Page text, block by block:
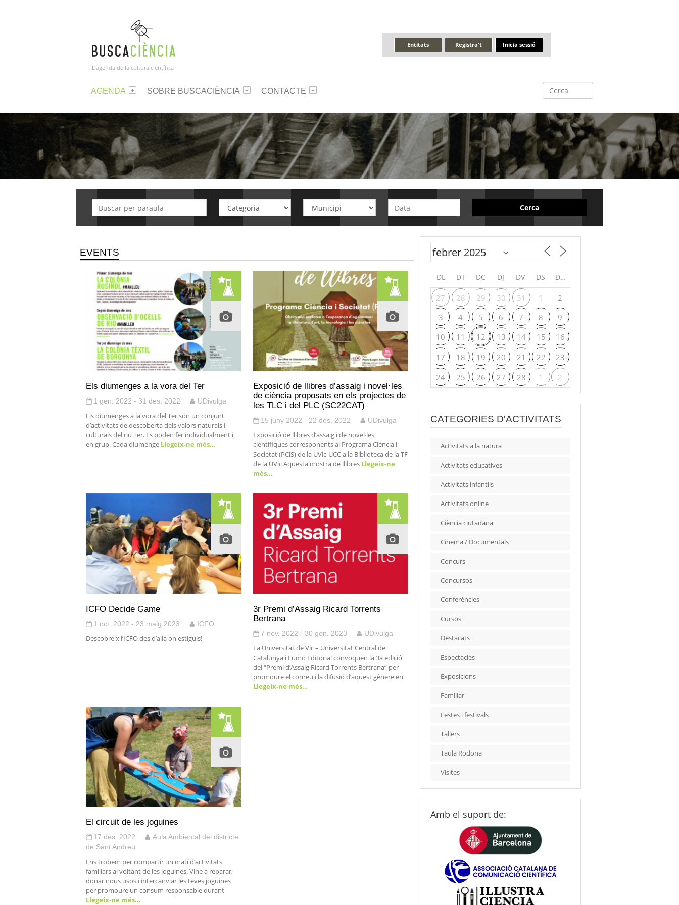
L’agenda de la cultura científica
Inicia sessió
Registra't
Entitats
AGENDA SOBRE BUSCACIÈNCIA CONTACTE
Cerca
EVENTS
Els diumenges a la vora del Ter
1 gen. 2022 - 31 des. 2022 UDivulga
Els diumenges a la vora del Ter són un conjunt
d’activitats de descoberta dels valors naturals i
culturals del riu Ter. Es poden fer individualment i
en grup. Cada diumenge Llegeix-ne més…
Exposició de llibres d’assaig i novel·les
de ciència proposats en els projectes de
les TLC i del PLC (SC22CAT)
15 juny 2022 - 22 des. 2022 UDivulga
Exposició de llibres d’assaig i de novel·les
científiques corresponents al Programa Ciència i
Societat (PCiS) de la UVic-UCC a la Biblioteca de la TF
de la UVic Aquesta mostra de llibresLlegeix-ne
més…
ICFO Decide Game
1 oct. 2022 - 23 maig 2023 ICFO
Descobreix l’ICFO des d’allà on estiguis!
3r Premi d’Assaig Ricard Torrents
Bertrana
7 nov. 2022 - 30 gen. 2023 UDivulga
La Universitat de Vic – Universitat Central de
Catalunya i Eumo Editorial convoquen la 3a edició
del “Premi d’Assaig Ricard Torrents Bertrana” per
promoure el conreu i la difusió d’aquest gènere en
Llegeix-ne més…
El circuit de les joguines
17 des. 2022
Aula Ambiental del districte
de Sant Andreu
Ens trobem per compartir un matí d’activitats
familiars al voltant de les joguines. Vine a reparar,
donar nous usos i intercanviar les teves joguines
per promoure un consum responsable durant
Llegeix-ne més…
DL DT DC DJ DV DS DG
27 28 29 30 31 1
2
3
4 5 6 7 8
9
10
11 12 13 14 15
16
17
18 19 20 21 22
23
24
25 26 27 28 1 2
CATEGORIES D'ACTIVITATS
Activitats a la natura
Activitats educatives
Activitats infantils
Activitats online
Ciència ciutadana
Cinema / Documentals
Concurs
Concursos
Conferències
Cursos
Destacats
Espectacles
Exposicions
Familiar
Festes i festivals
Tallers
Taula Rodona
Visites
Amb el suport de: